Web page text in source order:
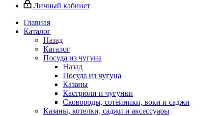
Личный кабинет
Главная
Каталог
Назад
Каталог
Посуда из чугуна
Назад
Посуда из чугуна
Казаны
Кастрюли и чугунки
Сковороды, сотейники, воки и саджи
Казаны, котелки, саджи и аксессуары